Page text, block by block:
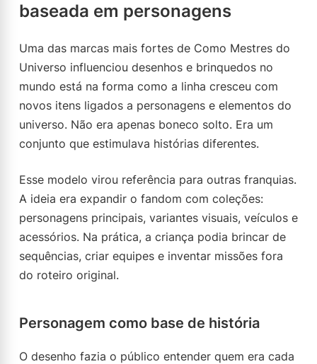
baseada em personagens
Uma das marcas mais fortes de Como Mestres do
Universo influenciou desenhos e brinquedos no
mundo está na forma como a linha cresceu com
novos itens ligados a personagens e elementos do
universo. Não era apenas boneco solto. Era um
conjunto que estimulava histórias diferentes.
Esse modelo virou referência para outras franquias.
A ideia era expandir o fandom com coleções:
personagens principais, variantes visuais, veículos e
acessórios. Na prática, a criança podia brincar de
sequências, criar equipes e inventar missões fora
do roteiro original.
Personagem como base de história
O desenho fazia o público entender quem era cada